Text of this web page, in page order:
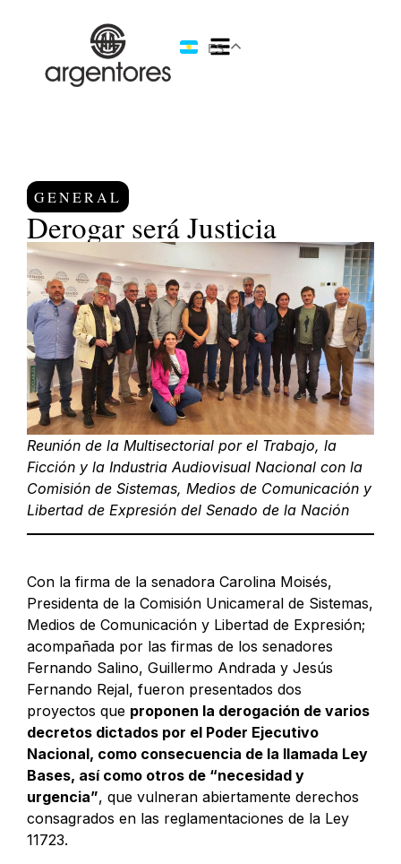
ES
GENERAL
Derogar será Justicia
Reunión de la Multisectorial por el Trabajo, la
Ficción y la Industria Audiovisual Nacional con la
Comisión de Sistemas, Medios de Comunicación y
Libertad de Expresión del Senado de la Nación
Con la firma de la senadora Carolina Moisés,
Presidenta de la Comisión Unicameral de Sistemas,
Medios de Comunicación y Libertad de Expresión;
acompañada por las firmas de los senadores
Fernando Salino, Guillermo Andrada y Jesús
Fernando Rejal, fueron presentados dos
proyectos que proponen la derogación de varios
decretos dictados por el Poder Ejecutivo
Nacional, como consecuencia de la llamada Ley
Bases, así como otros de “necesidad y
urgencia”, que vulneran abiertamente derechos
consagrados en las reglamentaciones de la Ley
11723.